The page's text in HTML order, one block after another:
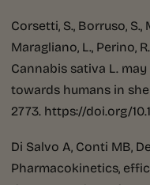
Corsetti, S., Borruso, S.,
Maragliano, L., Perino,
Cannabis sativa L.
towards humans in
2773. https://doi.org/
Di Salvo A, Conti MB,
Pharmacokinetics,